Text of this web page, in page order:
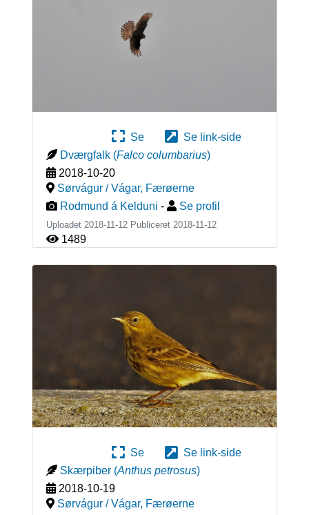
Se
Se link-side
Dværgfalk (Falco columbarius)
2018-10-20
Sørvágur / Vágar, Færøerne
Rodmund á Kelduni - Se profil
Uploadet 2018-11-12 Publiceret 2018-11-12
1489
Se
Se link-side
Skærpiber (Anthus petrosus)
2018-10-19
Sørvágur / Vágar, Færøerne